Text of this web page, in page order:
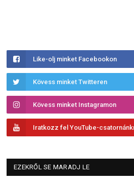
Like-olj minket Facebookon
Kövess minket Twitteren
Kövess minket Instagramon
Iratkozz fel YouTube-
EZEKRŐL SE MARADJ LE